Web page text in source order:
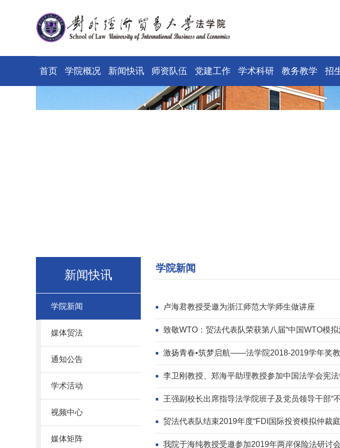
首页 学院概况 新闻快讯 师资队伍 党建工作 学术科研 教务教学 招
新闻快讯
学院新闻
媒体贸法
通知公告
学术活动
视频中心
媒体矩阵
学院新闻
卢海君教授受邀为浙江师范大学师生做讲座
致敬WTO：贸法代表队荣获第八届“中国WTO模
激扬青春•筑梦启航——法学院2018-2019学年奖
李卫刚教授、郑海平助理教授参加中国法学会宪
王强副校长出席指导法学院班子及党员领导干部“
贸法代表队结束2019年度“FDI国际投资模拟仲裁
我院于海纯教授受邀参加2019年两岸保险法研讨会